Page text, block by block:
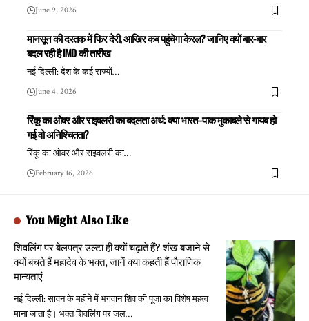
June 9, 2026
मानसून की दस्तक में फिर देरी, आखिर कब पहुंचेगा केरल? जानिए क्यों बार-बार
बदल रही है IMD की तारीख
नई दिल्ली: देश के कई राज्यों…
June 4, 2026
रिंकू का ओवर और राइवलरी का बदलता अर्थ: क्या भारत–पाक मुकाबले से गायब हो
गई वो अनिश्चितता?
रिंकू का ओवर और राइवलरी का…
February 16, 2026
You Might Also Like
शिवलिंग पर बेलपत्र उल्टा ही क्यों चढ़ाते हैं? शंख बजाने से
क्यों बचते हैं महादेव के भक्त, जानें क्या कहती हैं पौराणिक
मान्यताएं
नई दिल्ली: सावन के महीने में भगवान शिव की पूजा का विशेष महत्व
माना जाता है। भक्त शिवलिंग पर जल…